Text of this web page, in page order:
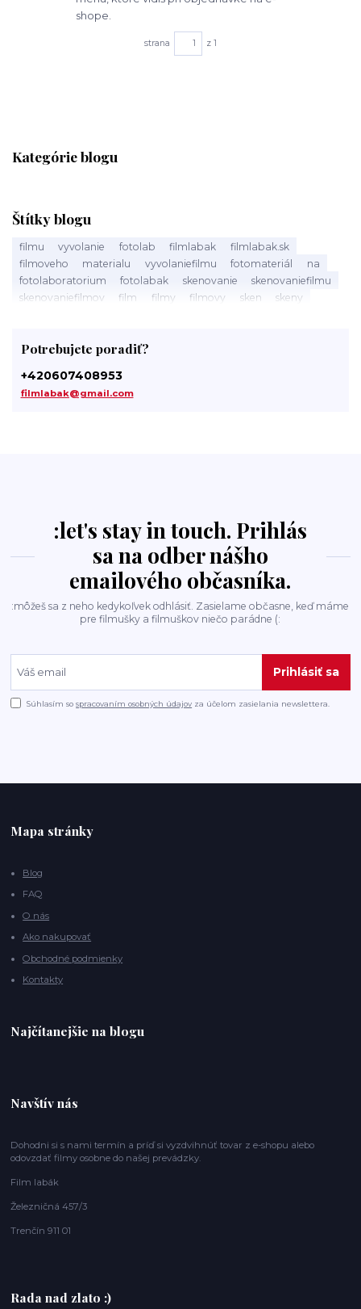
Kategórie blogu
Štítky blogu
filmu vyvolanie fotolab filmlabak
filmlabak.sk
filmoveho
materialu vyvolaniefilmu fotomateriál
na
fotolaboratorium
fotolabak skenovanie
skenovaniefilmu
skenovaniefilmov
film filmy filmovy sken
skeny
svetlocitlivý
slovensku
fotosluzba
digitalizacia
digitalizaciafilmov
material
Potrebujete poradiť?
+420607408953
filmlabak@gmail.com
shope.
strana z 1
:let's stay in touch. Prihlás
sa na odber nášho
emailového občasníka.
:môžeš sa z neho kedykoľvek odhlásiť. Zasielame občasne, keď máme
pre filmušky a filmuškov niečo parádne (:
Prihlásiť sa
Súhlasím sospracovaním osobných údajov za účelom zasielania newslettera.
Mapa stránky
Blog
FAQ
O nás
Ako nakupovať
Obchodné podmienky
Kontakty
Najčítanejšie na blogu
Navštív nás
Dohodni si s nami termín a príď si vyzdvihnúť tovar z e-shopu alebo
odovzdať filmy osobne do našej prevádzky.
Film labák
Železničná 457/3
Trenčín 911 01
Rada nad zlato :)